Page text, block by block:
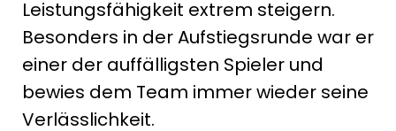
Leistungsfähigkeit extrem steigern.
Besonders in der Aufstiegsrunde war er
einer der auffälligsten Spieler und
bewies dem Team immer wieder seine
Verlässlichkeit.